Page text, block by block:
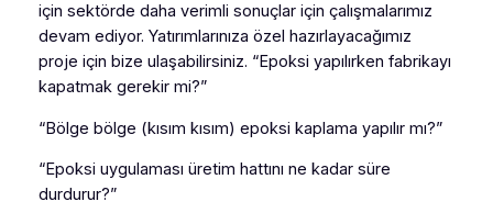
için sektörde daha verimli sonuçlar için çalışmalarımız
devam ediyor. Yatırımlarınıza özel hazırlayacağımız
proje için bize ulaşabilirsiniz. “Epoksi yapılırken fabrikayı
kapatmak gerekir mi?”
“Bölge bölge (kısım kısım) epoksi kaplama yapılır mı?”
“Epoksi uygulaması üretim hattını ne kadar süre
durdurur?”